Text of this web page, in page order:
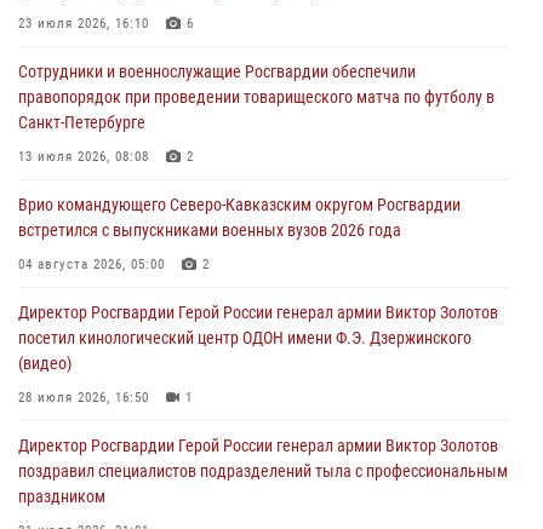
воспитанников Центра детского, юношеского туризма и
09 августа 2026, 05:00
В регионах Урала бойцам Росгвардии в зону СВО передали свежие
тиражи газет
Всероссийская ведомственная акции «Каникулы с Росгвардией
проходит в Сибири
23 июля 2026, 16:10 6
Сотрудники и военнослужащие Росгвардии обеспечили
правопорядок при проведении товарищеского матча по футболу в
Санкт-Петербурге
13 июля 2026, 08:08 2
Врио командующего Северо-Кавказским округом Росгвардии
встретился с выпускниками военных вузов 2026 года
04 августа 2026, 05:00 2
Директор Росгвардии Герой России генерал армии Виктор Золотов
посетил кинологический центр ОДОН имени Ф.Э. Дзержинского
(видео)
28 июля 2026, 16:50 1
Директор Росгвардии Герой России генерал армии Виктор Золотов
поздравил специалистов подразделений тыла с профессиональным
праздником